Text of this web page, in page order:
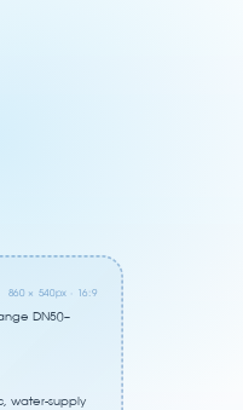
860 × 540px · 16:9
DN50–
water-supply